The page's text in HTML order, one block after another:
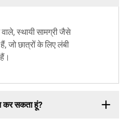
वाले, स्थायी सामग्री जैसे
जो छात्रों के लिए लंबी
कर सकता हूं?